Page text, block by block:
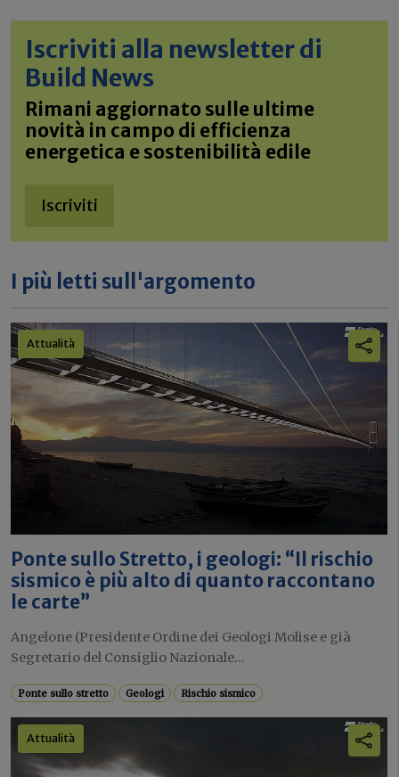
Iscriviti alla newsletter di
Build News
Rimani aggiornato sulle ultime
novità in campo di efficienza
energetica e sostenibilità edile
Iscriviti
I più letti sull'argomento
Attualità
Ponte sullo Stretto, i geologi: “Il rischio
sismico è più alto di quanto raccontano
le carte”
Angelone (Presidente Ordine dei Geologi Molise e già
Segretario del Consiglio Nazionale...
Ponte sullo stretto Geologi Rischio sismico
Attualità